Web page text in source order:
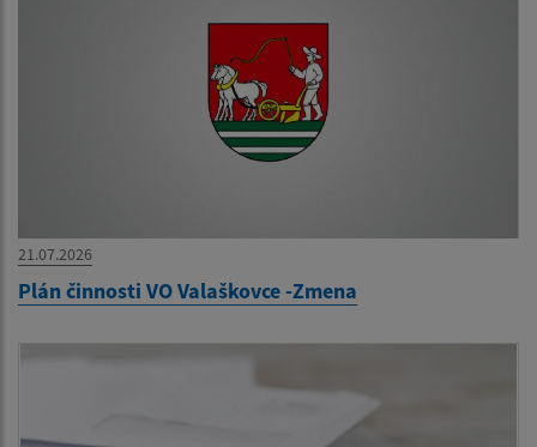
21.07.2026
Plán činnosti VO Valaškovce -Zmena